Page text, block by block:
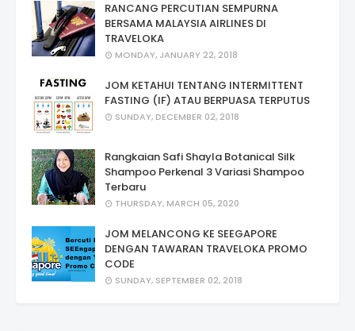
RANCANG PERCUTIAN SEMPURNA
BERSAMA MALAYSIA AIRLINES DI
TRAVELOKA
MONDAY, JANUARY 22, 2018
JOM KETAHUI TENTANG INTERMITTENT
FASTING (IF) ATAU BERPUASA TERPUTUS
SUNDAY, DECEMBER 02, 2018
Rangkaian Safi Shayla Botanical Silk
Shampoo Perkenal 3 Variasi Shampoo
Terbaru
THURSDAY, MARCH 05, 2020
JOM MELANCONG KE SEEGAPORE
DENGAN TAWARAN TRAVELOKA PROMO
CODE
SUNDAY, SEPTEMBER 02, 2018